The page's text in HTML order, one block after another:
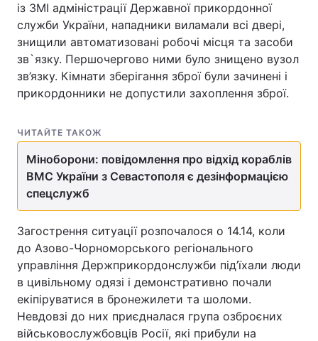
із ЗМІ адміністрації Державної прикордонної
служби України, нападники виламали всі двері,
знищили автоматизовані робочі місця та засоби
зв`язку. Першочергово ними було знищено вузол
зв’язку. Кімнати зберігання зброї були зачинені і
прикордонники не допустили захоплення зброї.
ЧИТАЙТЕ ТАКОЖ
Міноборони: повідомлення про відхід кораблів
ВМС України з Севастополя є дезінформацією
спецслужб
Загострення ситуації розпочалося о 14.14, коли
до Азово-Чорноморського регіонального
управління Держприкордонслужби під’їхали люди
в цивільному одязі і демонстративно почали
екіпіруватися в бронежилети та шоломи.
Невдовзі до них приєдналася група озброєних
військовослужбовців Росії, які прибули на